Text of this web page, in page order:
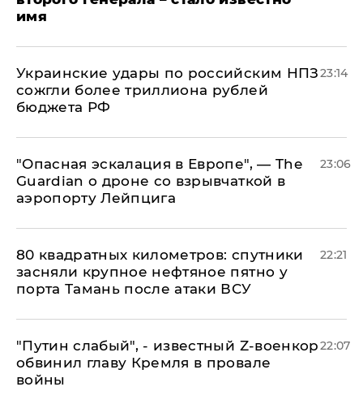
имя
Украинские удары по российским НПЗ
сожгли более триллиона рублей
бюджета РФ
23:14
"Опасная эскалация в Европе", — The
Guardian о дроне со взрывчаткой в
аэропорту Лейпцига
23:06
80 квадратных километров: спутники
засняли крупное нефтяное пятно у
порта Тамань после атаки ВСУ
22:21
​"Путин слабый", - известный Z-военкор
обвинил главу Кремля в провале
войны
22:07